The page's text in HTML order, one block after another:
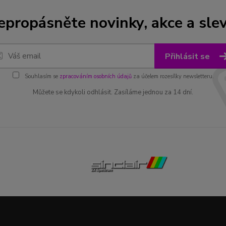
novinky, akce a
Přihlásit se
Souhlasím se zpracováním osobních údajůza účelem rozesílky newsletteru.
Můžete se kdykoli odhlásit. Zasíláme jednou za 14 dní.